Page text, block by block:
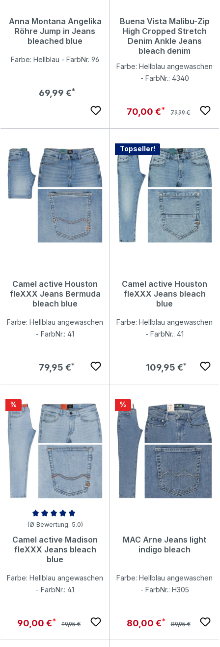
Anna Montana Angelika
Röhre Jump in Jeans
bleached blue
Farbe: Hellblau - FarbNr. 96
Regulärer Preis:
69,99 €
Buena Vista Malibu-Zip
High Cropped Stretch
Denim Ankle Jeans
bleach denim
Farbe: Hellblau angewaschen
- FarbNr.: 4340
Verkaufspreis:
70,00 € Regulärer Preis:
79,99 €
Camel active Houston
fleXXX Jeans Bermuda
bleach blue
Farbe: Hellblau angewaschen
- FarbNr.: 41
Regulärer Preis:
79,95 €
Topseller!
Camel active Houston
fleXXX Jeans bleach
blue
Farbe: Hellblau angewaschen
- FarbNr.: 41
Regulärer Preis:
109,95 €
Rabatt
%
Durchschnittliche Bewertung von 5 von 5 Sternen
(Ø Bewertung: 5.0)
Camel active Madison
fleXXX Jeans bleach
blue
Farbe: Hellblau angewaschen
- FarbNr.: 41
Verkaufspreis:
90,00 € Regulärer Preis:
99,95 €
Rabatt
%
MAC Arne Jeans light
indigo bleach
Farbe: Hellblau angewaschen
- FarbNr.: H305
Verkaufspreis:
80,00 € Regulärer Preis:
89,95 €